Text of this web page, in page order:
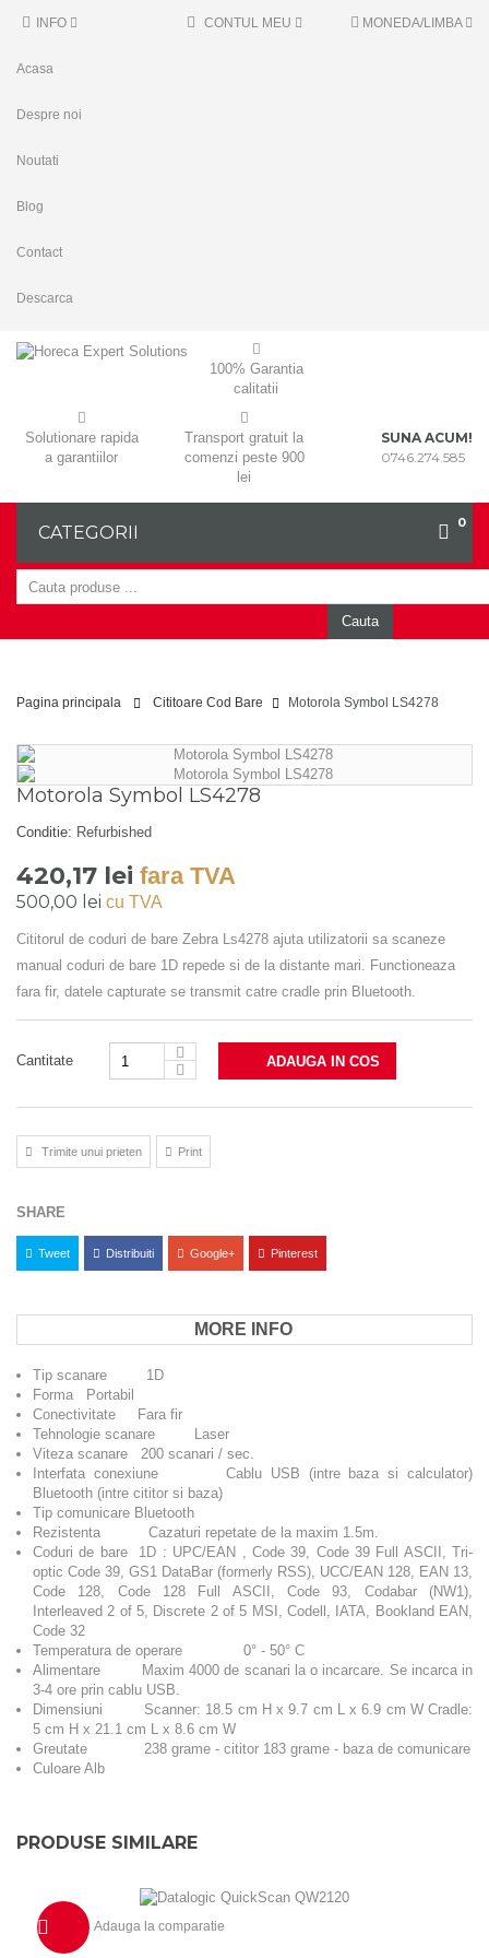
INFO
Acasa
Despre noi
Noutati
Blog
Contact
Descarca
MONEDA/LIMBA
CONTUL MEU
100% Garantia
calitatii
Solutionare rapida
a garantiilor
Transport gratuit la
comenzi peste 900
lei
SUNA ACUM!
0746.274.585
CATEGORII
Cauta
0
Pagina principala Cititoare Cod Bare Motorola Symbol LS4278
Motorola Symbol LS4278
Conditie: Refurbished
420,17 lei fara TVA
500,00 lei cu TVA
Cititorul de coduri de bare Zebra Ls4278 ajuta utilizatorii sa scaneze
manual coduri de bare 1D repede si de la distante mari. Functioneaza
fara fir, datele capturate se transmit catre cradle prin Bluetooth.
Cantitate ADAUGA IN COS
Trimite unui prieten Print
SHARE
Tweet Distribuiti Google+ Pinterest
MORE INFO
Tip scanare 1D
Forma Portabil
Conectivitate Fara fir
Tehnologie scanare Laser
Viteza scanare 200 scanari / sec.
Interfata conexiune Cablu USB (intre baza si calculator)
Bluetooth (intre cititor si baza)
Tip comunicare Bluetooth
Rezistenta Cazaturi repetate de la maxim 1.5m.
Coduri de bare 1D : UPC/EAN , Code 39, Code 39 Full ASCII, Tri-
optic Code 39, GS1 DataBar (formerly RSS), UCC/EAN 128, EAN 13,
Code 128, Code 128 Full ASCII, Code 93, Codabar (NW1),
Interleaved 2 of 5, Discrete 2 of 5 MSI, Codell, IATA, Bookland EAN,
Code 32
Temperatura de operare 0° - 50° C
Alimentare Maxim 4000 de scanari la o incarcare. Se incarca in
3-4 ore prin cablu USB.
Dimensiuni Scanner: 18.5 cm H x 9.7 cm L x 6.9 cm W Cradle:
5 cm H x 21.1 cm L x 8.6 cm W
Greutate 238 grame - cititor 183 grame - baza de comunicare
Culoare Alb
PRODUSE SIMILARE
Adauga la comparatie